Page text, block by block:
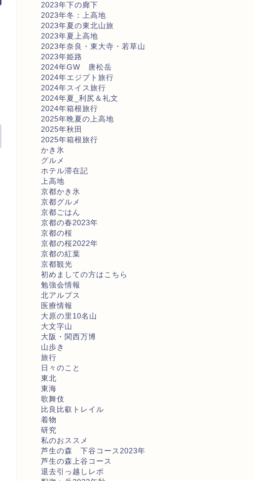
2023年下の廊下
2023年冬：上高地
2023年夏の東北山旅
2023年夏上高地
2023年奈良・東大寺・若草山
2023年姫路
2024年GW 唐松岳
2024年エジプト旅行
2024年スイス旅行
2024年夏_利尻＆礼文
2024年箱根旅行
2025年晩夏の上高地
2025年秋田
2025年箱根旅行
かき氷
グルメ
ホテル滞在記
上高地
京都かき氷
京都グルメ
京都ごはん
京都の春2023年
京都の桜
京都の桜2022年
京都の紅葉
京都観光
初めましての方はこちら
勉強会情報
北アルプス
医療情報
大原の里10名山
大文字山
大阪・関西万博
山歩き
旅行
日々のこと
東北
東海
歌舞伎
比良比叡トレイル
着物
研究
私のおススメ
芦生の森 下谷コース2023年
芦生の森上谷コース
退去引っ越しレポ